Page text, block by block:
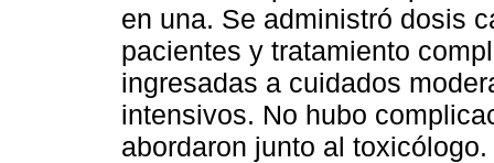
en una. Se administró dosis
pacientes y tratamiento
ingresadas a cuidados
intensivos. No hubo
abordaron junto al toxicólogo.